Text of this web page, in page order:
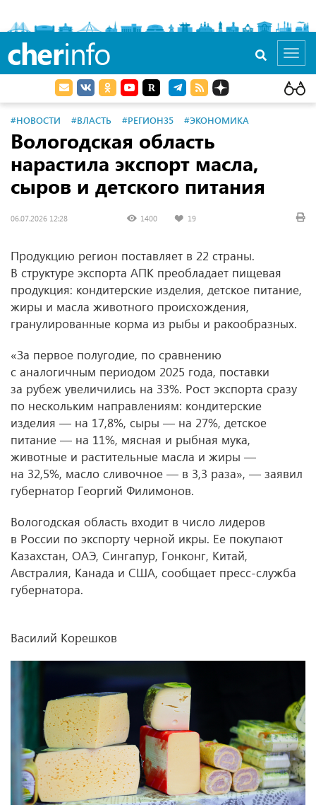
cherinfo
#НОВОСТИ #ВЛАСТЬ #РЕГИОН35 #ЭКОНОМИКА
Вологодская область
нарастила экспорт масла,
сыров и детского питания
06.07.2026 12:28 1400 19
Продукцию регион поставляет в 22 страны.
В структуре экспорта АПК преобладает пищевая
продукция: кондитерские изделия, детское питание,
жиры и масла животного происхождения,
гранулированные корма из рыбы и ракообразных.
«За первое полугодие, по сравнению
с аналогичным периодом 2025 года, поставки
за рубеж увеличились на 33%. Рост экспорта сразу
по нескольким направлениям: кондитерские
изделия — на 17,8%, сыры — на 27%, детское
питание — на 11%, мясная и рыбная мука,
животные и растительные масла и жиры —
на 32,5%, масло сливочное — в 3,3 раза», — заявил
губернатор Георгий Филимонов.
Вологодская область входит в число лидеров
в России по экспорту черной икры. Ее покупают
Казахстан, ОАЭ, Сингапур, Гонконг, Китай,
Австралия, Канада и США, сообщает пресс-служба
губернатора.
Василий Корешков